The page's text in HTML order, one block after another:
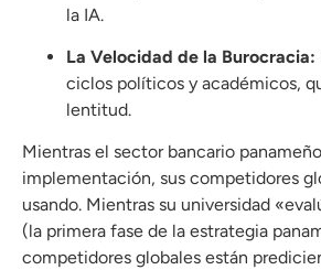
la IA.
La Velocidad de la Burocracia:
ciclos políticos y académicos,
lentitud.
Mientras el sector bancario
implementación, sus competidores
usando. Mientras su universidad
(la primera fase de la estrategia
competidores globales están